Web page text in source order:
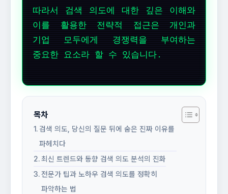
따라서 검색 의도에 대한 깊은 이해와
이를 활용한 전략적 접근은 개인과
기업 모두에게 경쟁력을 부여하는
중요한 요소라 할 수 있습니다.
목차
검색 의도, 당신의 질문 뒤에 숨은 진짜 이유를
파헤치다
최신 트렌드와 동향 검색 의도 분석의 진화
전문가 팁과 노하우 검색 의도를 정확히
파악하는 법